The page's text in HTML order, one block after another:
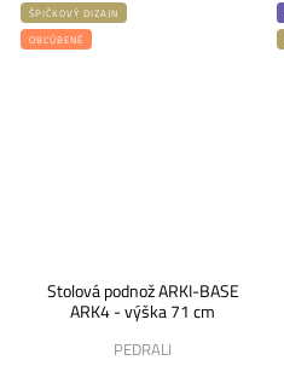
ŠPIČKOVÝ DIZAJN
OBĽÚBENÉ
Stolová podnož ARKI-BASE
ARK4 - výška 71 cm
PEDRALI